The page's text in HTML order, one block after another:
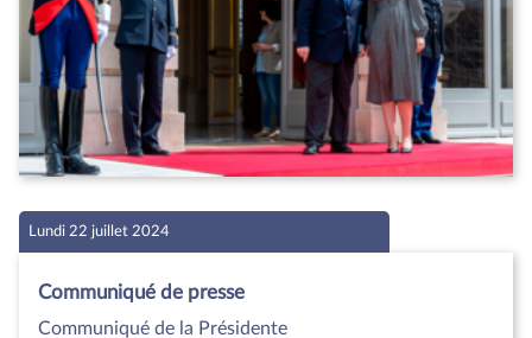
Lundi 22 juillet 2024
Communiqué de presse
Communiqué de la Présidente